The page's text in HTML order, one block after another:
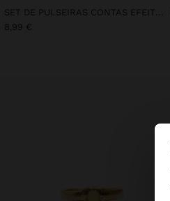
8,99 €